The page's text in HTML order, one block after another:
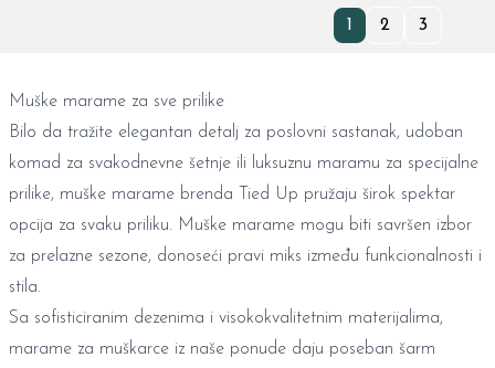
1 2 3
Muške marame za sve prilike
Bilo da tražite elegantan detalj za poslovni sastanak, udoban
komad za svakodnevne šetnje ili luksuznu maramu za specijalne
prilike, muške marame brenda Tied Up pružaju širok spektar
opcija za svaku priliku. Muške marame mogu biti savršen izbor
za prelazne sezone, donoseći pravi miks između funkcionalnosti i
stila.
Sa sofisticiranim dezenima i visokokvalitetnim materijalima,
marame za muškarce iz naše ponude daju poseban šarm